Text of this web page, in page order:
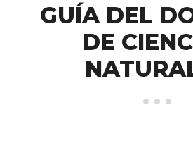
GUÍA DEL
DE